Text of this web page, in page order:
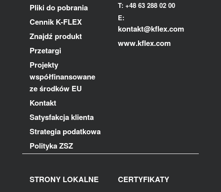
Pliki do pobrania
Cennik K-FLEX
Znajdź produkt
Przetargi
Projekty
współfinansowane
ze środków EU
Kontakt
Satysfakcja klienta
Strategia podatkowa
Polityka ZSZ
T: +48 63 288 02 00
E:
kontakt@kflex.com
www.kflex.com
STRONY LOKALNE
CERTYFIKATY